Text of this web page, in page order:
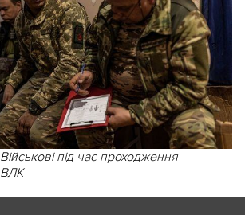
Військові під час проходження
ВЛК